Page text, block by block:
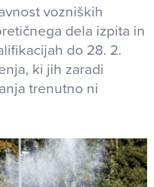
vozniških
dela izpita in
do 28. 2.
ki jih zaradi
trenutno ni